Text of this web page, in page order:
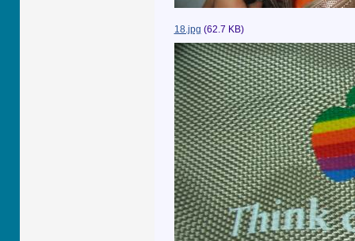
18.jpg (62.7 KB)